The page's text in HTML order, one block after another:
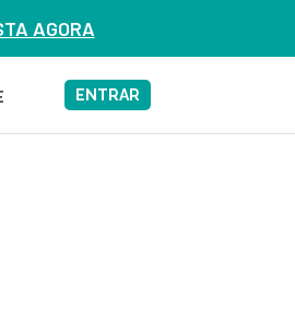
AGORA
ENTRAR